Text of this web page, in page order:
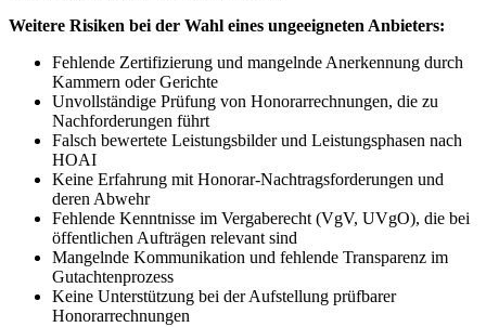
Weitere Risiken bei der Wahl eines ungeeigneten Anbieters:
Fehlende Zertifizierung und mangelnde Anerkennung durch
Kammern oder Gerichte
Unvollständige Prüfung von Honorarrechnungen, die zu
Nachforderungen führt
Falsch bewertete Leistungsbilder und Leistungsphasen nach
HOAI
Keine Erfahrung mit Honorar-Nachtragsforderungen und
deren Abwehr
Fehlende Kenntnisse im Vergaberecht (VgV, UVgO), die bei
öffentlichen Aufträgen relevant sind
Mangelnde Kommunikation und fehlende Transparenz im
Gutachtenprozess
Keine Unterstützung bei der Aufstellung prüfbarer
Honorarrechnungen